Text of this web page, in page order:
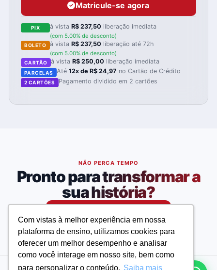
Com vistas à melhor experiência em nossa
plataforma de ensino, utilizamos cookies para
oferecer um melhor desempenho e analisar
como você interage em nosso site, bem como
para personalizar o conteúdo. Saiba mais
Com vistas à melhor experiência em nossa
plataforma de ensino, utilizamos cookies para
oferecer um melhor desempenho e analisar
como você interage em nosso site, bem como
para personalizar o conteúdo. Saiba mais
Matricule-se agora
PIX à vistaR$ 237,50 liberação imediata
(com 5.00% de desconto)
BOLETO à vistaR$ 237,50 liberação até 72h
(com 5.00% de desconto)
CARTÃO à vista R$ 250,00 liberação imediata
PARCELAS Até12x de R$ 24,97 no Cartão de Crédito
2 CARTÕES Pagamento dividido em 2 cartões
NÃO PERCA TEMPO
Pronto para transformar a
sua história?